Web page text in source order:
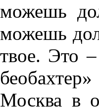
можешь
можешь
твое. Это
Москва в